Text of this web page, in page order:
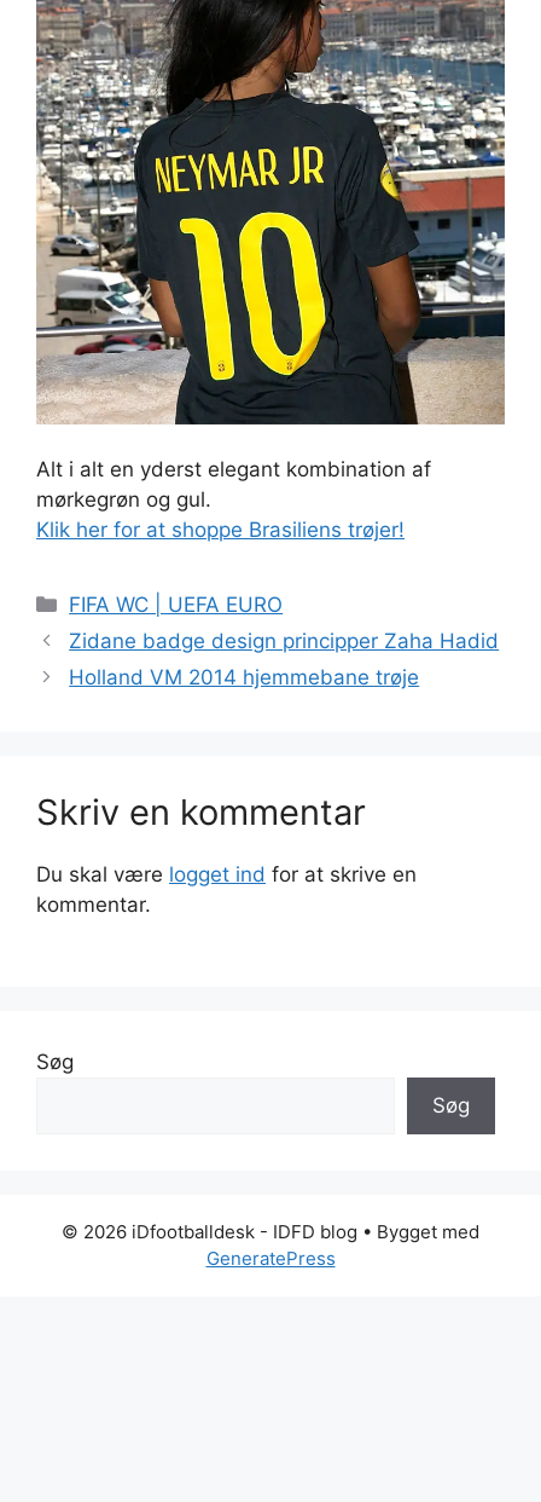
Alt i alt en yderst elegant kombination af
mørkegrøn og gul.
Klik her for at shoppe Brasiliens trøjer!
Kategorier
FIFA WC | UEFA EURO
Zidane badge design principper Zaha Hadid
Holland VM 2014 hjemmebane trøje
Skriv en kommentar
Du skal være logget ind for at skrive en
kommentar.
Søg
Søg
© 2026 iDfootballdesk - IDFD blog • Bygget med
GeneratePress